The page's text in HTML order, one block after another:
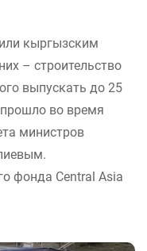
кыргызским
– строительство
выпускать до 25
во время
министров
фонда Central Asia